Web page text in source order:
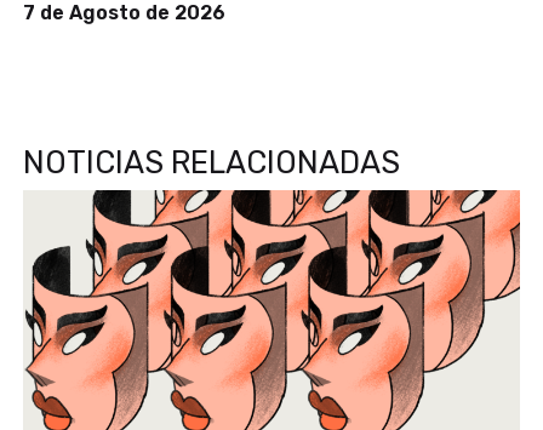
7 de Agosto de 2026
NOTICIAS RELACIONADAS